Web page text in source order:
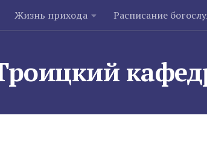
Жизнь прихода Расписание